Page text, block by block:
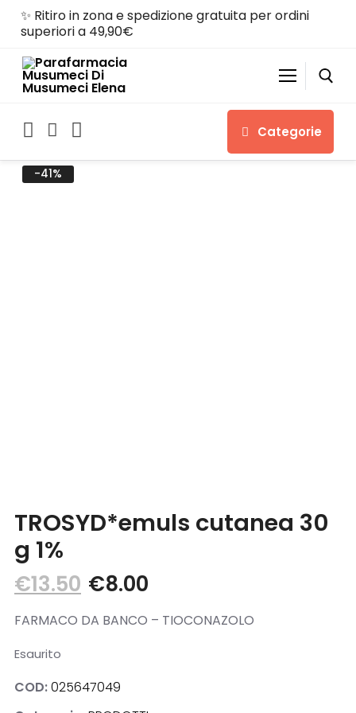
✨ Ritiro in zona e spedizione gratuita per ordini
superiori a 49,90€
Categorie
-41%
TROSYD*emuls cutanea 30
g 1%
€13.50 €8.00
FARMACO DA BANCO – TIOCONAZOLO
Esaurito
COD:025647049